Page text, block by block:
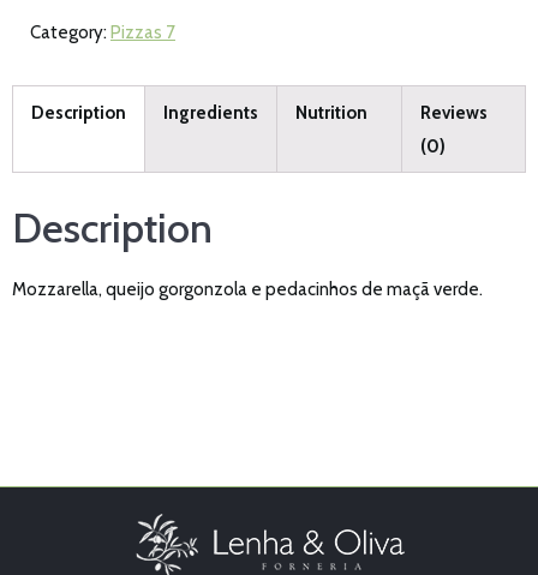
Category: Pizzas 7
Description Ingredients Nutrition
Reviews
(0)
Description
Mozzarella, queijo gorgonzola e pedacinhos de maçã verde.